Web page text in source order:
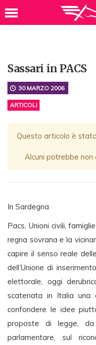
Sassari in PACS
30 MARZO 2006
ARTICOLI
Questo articolo è
Alcuni potrebbe non
In Sardegna
Pacs, Unioni civili,
regna sovrana e la
capire il senso reale
dell’Unione di
elettorale, oggi
scatenata in Italia una
confondere le idee
proposte di legge,
parlamentare, sul